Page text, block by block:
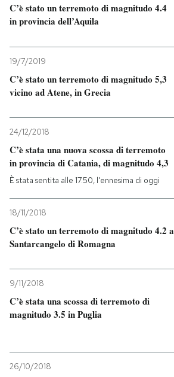
C’è stato un terremoto di magnitudo 4.4
in provincia dell’Aquila
19/7/2019
C’è stato un terremoto di magnitudo 5,3
vicino ad Atene, in Grecia
24/12/2018
C’è stata una nuova scossa di terremoto
in provincia di Catania, di magnitudo 4,3
È stata sentita alle 17.50, l'ennesima di oggi
18/11/2018
C’è stato un terremoto di magnitudo 4.2 a
Santarcangelo di Romagna
9/11/2018
C’è stata una scossa di terremoto di
magnitudo 3.5 in Puglia
26/10/2018